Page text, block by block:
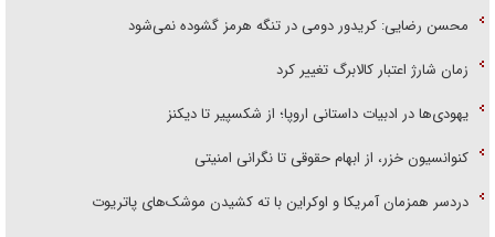
محسن رضایی: کریدور دومی در تنگه هرمز گشوده نمی‌شود
زمان شارژ اعتبار کالابرگ تغییر کرد
یهودی‌ها در ادبیات داستانی اروپا؛ از شکسپیر تا دیکنز
کنوانسیون خزر، از ابهام حقوقی تا نگرانی امنیتی
دردسر همزمان آمریکا و اوکراین با ته کشیدن موشک‌های پاتریوت